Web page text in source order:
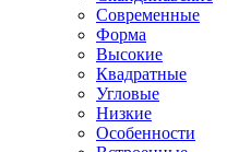
Современные
Форма
Высокие
Квадратные
Угловые
Низкие
Особенности